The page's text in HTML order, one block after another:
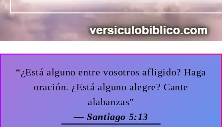
“¿Está alguno entre vosotros afligido? Haga
oración. ¿Está alguno alegre? Cante
alabanzas”
— Santiago 5:13